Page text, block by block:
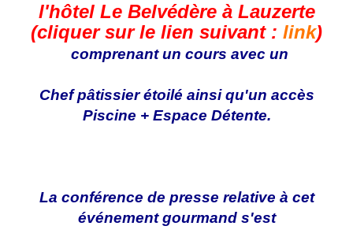
l'hôtel Le Belvédère à Lauzerte
(cliquer sur le lien suivant : link)
comprenant un cours avec un
Chef pâtissier étoilé ainsi qu'un accès
Piscine + Espace Détente.
La conférence de presse relative à cet
événement gourmand s'est